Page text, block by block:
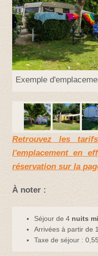
Exemple
Retrouvez les
l'emplacement en
réservation sur la
À noter :
Séjour de 4 nuits
Arrivées à partir de
Taxe de séjour :